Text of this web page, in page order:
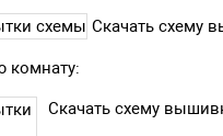
Скачать схему
комнату:
Скачать схему